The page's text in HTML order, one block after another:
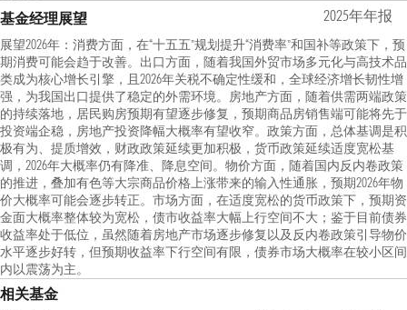
基金经理展望 2025年年报
展望2026年：消费方面，在“十五五”规划提升“消费率”和国补等政策下，预
期消费可能会趋于改善。出口方面，随着我国外贸市场多元化与高技术品
类成为核心增长引擎，且2026年关税不确定性缓和，全球经济增长韧性增
强，为我国出口提供了稳定的外需环境。房地产方面，随着供需两端政策
的持续落地，居民购房预期有望逐步修复，预期商品房销售端可能将先于
投资端企稳，房地产投资降幅大概率有望收窄。政策方面，总体基调是积
极有为、提质增效，财政政策延续更加积极，货币政策延续适度宽松基
调，2026年大概率仍有降准、降息空间。物价方面，随着国内反内卷政策
的推进，叠加有色等大宗商品价格上涨带来的输入性通胀，预期2026年物
价大概率可能会逐步转正。市场方面，在适度宽松的货币政策下，预期资
金面大概率整体较为宽松，债市收益率大幅上行空间不大；鉴于目前债券
收益率处于低位，虽然随着房地产市场逐步修复以及反内卷政策引导物价
水平逐步好转，但预期收益率下行空间有限，债券市场大概率在较小区间
内以震荡为主。
相关基金